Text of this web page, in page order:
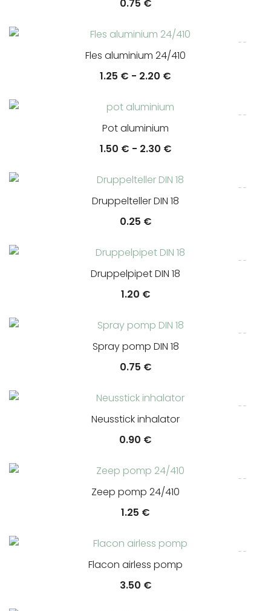
0.75 €
Fles aluminium 24/410
1.25 € - 2.20 €
tot
Pot aluminium
1.50 € - 2.30 €Prijsklasse:
tot
2.30 €
Druppelteller DIN 18
0.25 €
Druppelpipet DIN 18
1.20 €
Spray pomp DIN 18
0.75 €
Neusstick inhalator
0.90 €
Zeep pomp 24/410
1.25 €
Flacon airless pomp
3.50 €